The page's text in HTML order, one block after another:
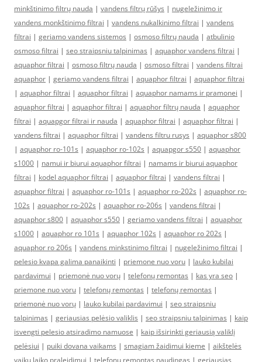
minkštinimo filtrų nauda | vandens filtrų rūšys | nugeležinimo ir
vandens monkštinimo filtrai | vandens nukalkinimo filtrai | vandens
filtrai | geriamo vandens sistemos | osmoso filtrų nauda | atbulinio
osmoso filtrai | seo straipsniu talpinimas | aquaphor vandens filtrai |
aquaphor filtrai | osmoso filtrų nauda | osmoso filtrai | vandens filtrai
aquaphor | geriamo vandens filtrai | aquaphor filtrai | aquaphor filtrai
| aquaphor filtrai | aquaphor filtrai | aquaphor namams ir pramonei |
aquaphor filtrai | aquaphor filtrai | aquaphor filtrų nauda | aquaphor
filtrai | aquapgor filtrai ir nauda | aquaphor filtrai | aquaphor filtrai |
vandens filtrai | aquaphor filtrai | vandens filtru rusys | aquaphor s800
| aquaphor ro-101s | aquaphor ro-102s | aquapgor s550 | aquaphor
s1000 | namui ir biurui aquaphor filtrai | namams ir biurui aquaphor
filtrai | kodel aquaphor filtrai | aquaphor filtrai | vandens filtrai |
aquaphor filtrai | aquaphor ro-101s | aquaphor ro-202s | aquaphor ro-
102s | aquaphor ro-202s | aquaphor ro-206s | vandens filtrai |
aquaphor s800 | aquaphor s550 | geriamo vandens filtrai | aquaphor
s1000 | aquaphor ro 101s | aquaphor 102s | aquaphor ro 202s |
aquaphor ro 206s | vandens minkstinimo filtrai | nugeležinimo filtrai |
pelesio kvapa galima panaikinti | priemone nuo voru | lauko kubilai
pardavimui | priemonė nuo vorų | telefonų remontas | kas yra seo |
priemone nuo voru | telefonų remontas | telefonų remontas |
priemonė nuo vorų | lauko kubilai pardavimui | seo straipsniu
talpinimas | geriausias pelėsio valiklis | seo straipsniu talpinimas | kaip
isvengti pelesio atsiradimo namuose | kaip išsirinkti geriausią valiklį
pelėsiui | puiki dovana vaikams | smagiam žaidimui kieme | aikštelės
vaikų laiko praleidimui | telefonų remontas naudingas | geriausias